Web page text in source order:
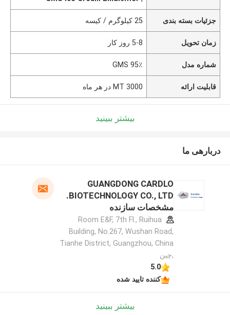
جزئیات بسته بندی 25 کیلوگرم / کیسه
زمان تحویل 5-8 روز کار
شماره مدل GMS 95٪
قابلیت ارائه 3000 MT در هر ماه
بیشتر ببینید
دربارهی ما
GUANGDONG CARDLO
BIOTECHNOLOGY CO., LTD.
مشخصات سازنده
Room E&F, 7th Fl., Ruihua
Building, No.267, Wushan Road,
Tianhe District, Guangzhou, China
,چین
5.0
کننده تایید شده
بیشتر ببینید